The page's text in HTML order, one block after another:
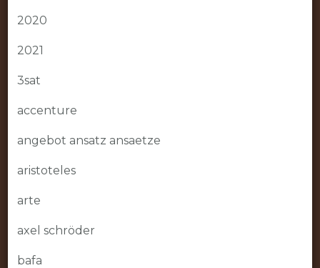
2020
2021
3sat
accenture
angebot ansatz ansaetze
aristoteles
arte
axel schröder
bafa